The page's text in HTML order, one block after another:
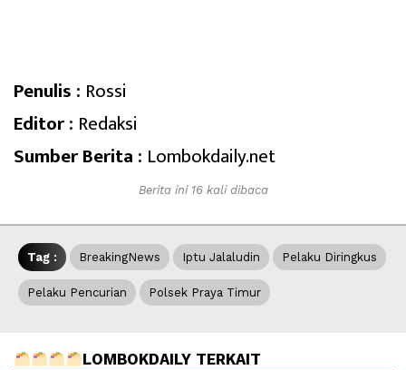
Penulis : Rossi
Editor : Redaksi
Sumber Berita : Lombokdaily.net
Berita ini 16 kali dibaca
Tag : BreakingNews Iptu Jalaludin Pelaku Diringkus
Pelaku Pencurian Polsek Praya Timur
LOMBOKDAILY TERKAIT